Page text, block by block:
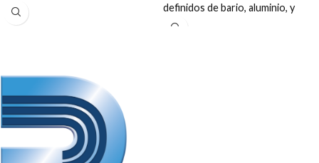
El producto tiene una
Granel
definidos de bario, aluminio, y
calcio que se presenta como un